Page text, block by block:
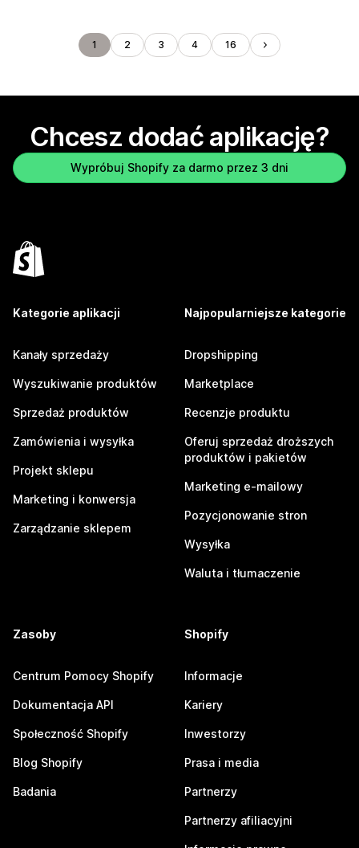
1 2 3 4 16
Chcesz dodać aplikację?
Wypróbuj Shopify za darmo przez 3 dni
Kategorie aplikacji
Kanały sprzedaży
Wyszukiwanie produktów
Sprzedaż produktów
Zamówienia i wysyłka
Projekt sklepu
Marketing i konwersja
Zarządzanie sklepem
Najpopularniejsze kategorie
Dropshipping
Marketplace
Recenzje produktu
Oferuj sprzedaż droższych
produktów i pakietów
Marketing e-mailowy
Pozycjonowanie stron
Wysyłka
Waluta i tłumaczenie
Zasoby
Centrum Pomocy Shopify
Dokumentacja API
Społeczność Shopify
Blog Shopify
Badania
Shopify
Informacje
Kariery
Inwestorzy
Prasa i media
Partnerzy
Partnerzy afiliacyjni